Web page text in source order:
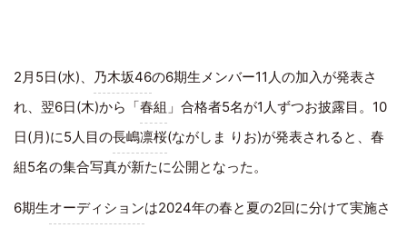
2月5日(水)、 乃木坂46の6期生メンバー11人の加入が発表さ
れ、翌6日(木)から「春組 」合格者5名が1人ずつお披露目。10
日(月)に5人目の長嶋凛桜(ながしま りお)が発表されると、春
組5名の集合写真が新たに公開となった。
6期生オーディションは2024年の春と夏の2回に分けて実施さ